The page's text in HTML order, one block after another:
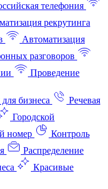
телефония
рекрутинга
Автоматизация
разговоров
Проведение
бизнеса
Речевая
Городской
номер
Контроль
Распределение
Красивые